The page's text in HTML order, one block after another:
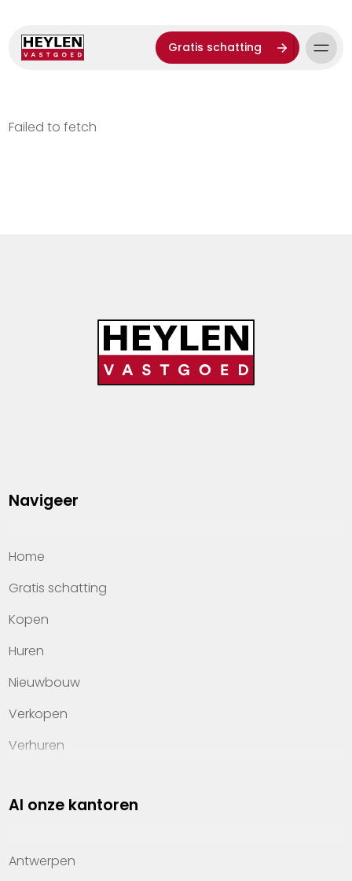
Gratis schatting
Failed to fetch
Navigeer
Home
Gratis schatting
Kopen
Huren
Nieuwbouw
Verkopen
Verhuren
Property management
Kennis van wonen
Al onze kantoren
Antwerpen